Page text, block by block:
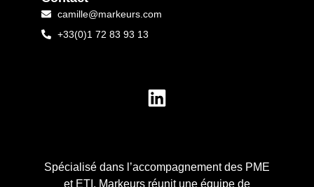
Spécialisé dans l’accompagnement des PME
et ETI, Markeurs réunit une équipe de
camille@markeurs.com
+33(0)1 72 83 93 13